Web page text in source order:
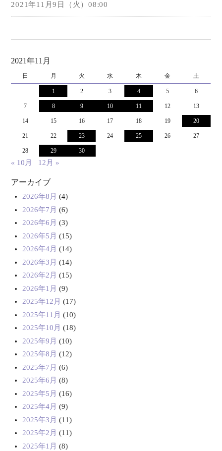
2021年11月9日（火）08:00
2021年11月
日 月 火 水 木 金 土
1 2 3 4 5 6
7 8 9 10 11 12 13
14 15 16 17 18 19 20
21 22 23 24 25 26 27
28 29 30
« 10月 12月 »
アーカイブ
2026年8月 (4)
2026年7月 (6)
2026年6月 (3)
2026年5月 (15)
2026年4月 (14)
2026年3月 (14)
2026年2月 (15)
2026年1月 (9)
2025年12月 (17)
2025年11月 (10)
2025年10月 (18)
2025年9月 (10)
2025年8月 (12)
2025年7月 (6)
2025年6月 (8)
2025年5月 (16)
2025年4月 (9)
2025年3月 (11)
2025年2月 (11)
2025年1月 (8)